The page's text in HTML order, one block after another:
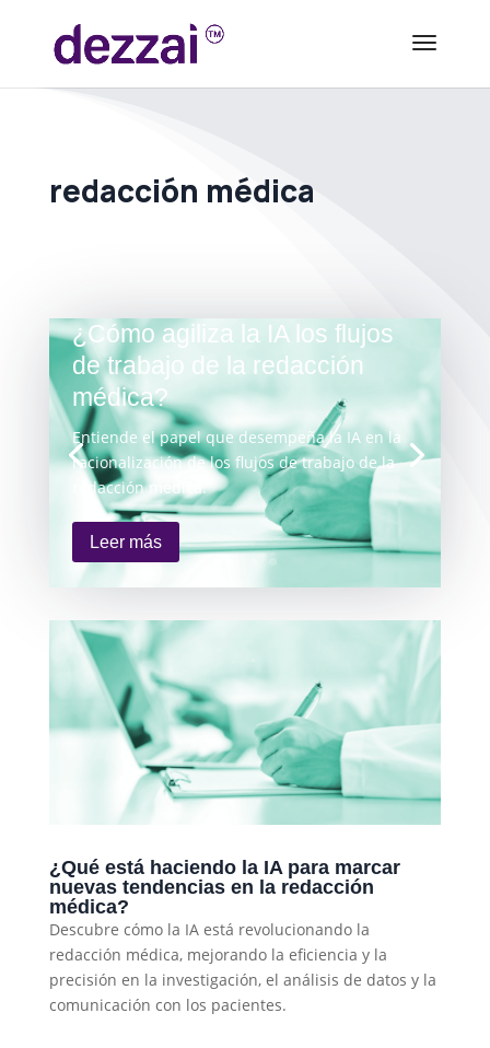
redacción médica
¿Cómo agiliza la IA los flujos
de trabajo de la redacción
médica?
Entiende el papel que desempeña la IA en la
racionalización de los flujos de trabajo de la
redacción médica.
Leer más
¿Qué está haciendo la IA para marcar
nuevas tendencias en la redacción
médica?
Descubre cómo la IA está revolucionando la
redacción médica, mejorando la eficiencia y la
precisión en la investigación, el análisis de datos y la
comunicación con los pacientes.